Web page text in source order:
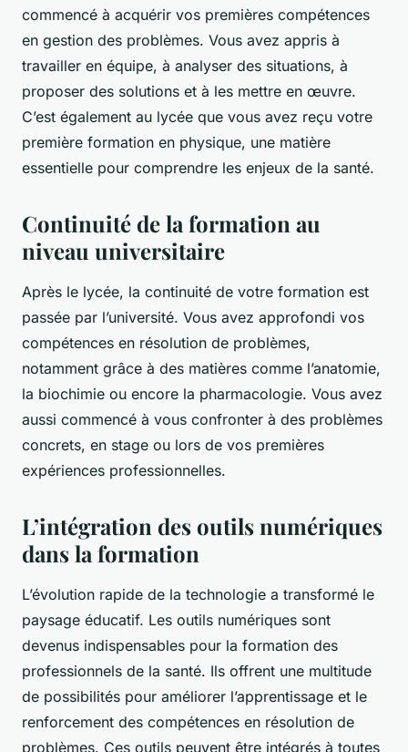
commencé à acquérir vos premières compétences
en gestion des problèmes. Vous avez appris à
travailler en équipe, à analyser des situations, à
proposer des solutions et à les mettre en œuvre.
C’est également au lycée que vous avez reçu votre
première formation en physique, une matière
essentielle pour comprendre les enjeux de la santé.
Continuité de la formation au
niveau universitaire
Après le lycée, la continuité de votre formation est
passée par l’université. Vous avez approfondi vos
compétences en résolution de problèmes,
notamment grâce à des matières comme l’anatomie,
la biochimie ou encore la pharmacologie. Vous avez
aussi commencé à vous confronter à des problèmes
concrets, en stage ou lors de vos premières
expériences professionnelles.
L’intégration des outils numériques
dans la formation
L’évolution rapide de la technologie a transformé le
paysage éducatif. Les outils numériques sont
devenus indispensables pour la formation des
professionnels de la santé. Ils offrent une multitude
de possibilités pour améliorer l’apprentissage et le
renforcement des compétences en résolution de
problèmes. Ces outils peuvent être intégrés à toutes